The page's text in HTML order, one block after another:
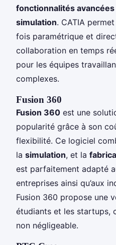
fonctionnalités avancées
simulation. CATIA
fois paramétrique et
collaboration en temps
pour les équipes
complexes.
Fusion 360
Fusion 360 est une
popularité grâce à son
flexibilité. Ce logiciel
la simulation, et la
est parfaitement adapté
entreprises ainsi qu’aux
Fusion 360 propose une
étudiants et les startups,
non négligeable.